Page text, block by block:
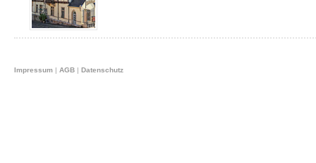
Impressum | AGB | Datenschutz